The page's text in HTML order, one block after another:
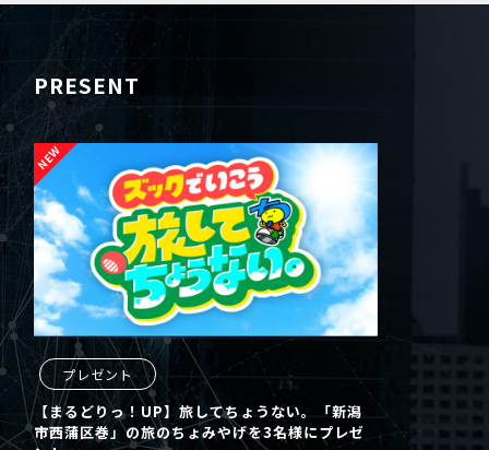
PRESENT
プレゼント
【まるどりっ！UP】旅してちょうない。「新潟
市西蒲区巻」の旅のちょみやげを3名様にプレゼ